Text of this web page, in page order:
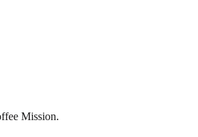
Mission.